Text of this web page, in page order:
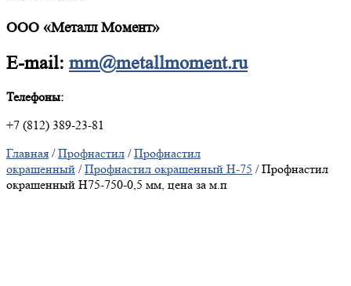
ООО «Металл Момент»
E-mail: mm@metallmoment.ru
Телефоны:
+7 (812) 389-23-81
Главная /Профнастил /Профнастил
окрашенный /Профнастил окрашенный Н-75 / Профнастил
окрашенный Н75-750-0,5 мм, цена за м.п